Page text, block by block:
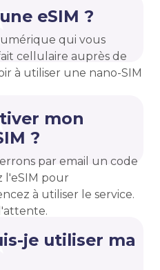
eSIM ?
qui vous
cellulaire auprès de
à utiliser une nano-SIM
mon
?
par email un code
l'eSIM pour
à utiliser le service.
je utiliser ma